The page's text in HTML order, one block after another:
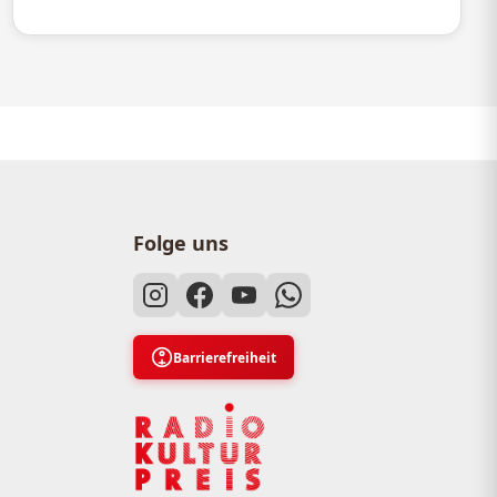
Folge uns
Barrierefreiheit